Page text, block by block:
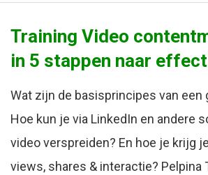
Training Video
in 5 stappen naar
Wat zijn de basisprincipes van een
Hoe kun je via LinkedIn en andere
video verspreiden? En hoe je krijg
views, shares & interactie? Pelpina